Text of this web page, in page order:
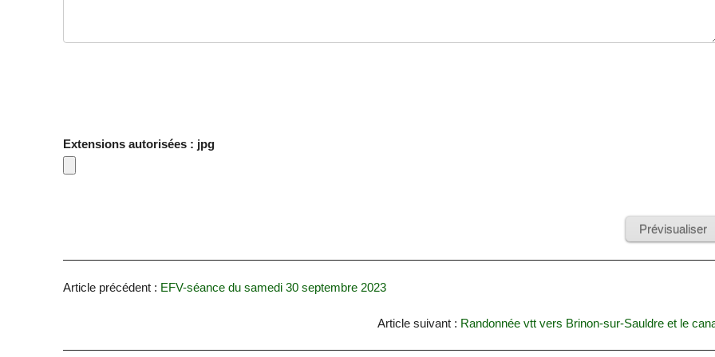
Extensions autorisées : jpg
Article précédent : EFV-séance du samedi 30 septembre 2023
Article suivant : Randonnée vtt vers Brinon-sur-Sauldre et le